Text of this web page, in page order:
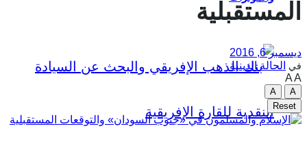
المستقبلية
ديسمبر 6, 2016
في
الحالة الدينية
AA
A
A
Reset